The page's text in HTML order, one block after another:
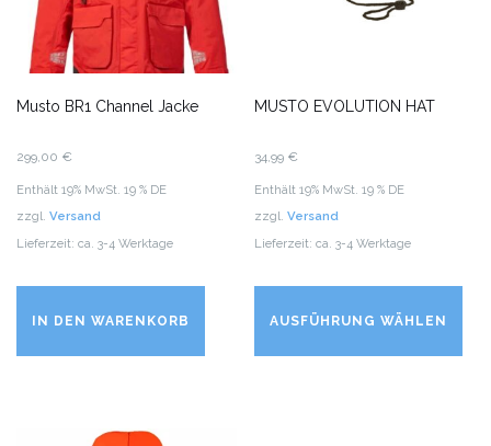
Musto BR1 Channel Jacke
299,00 €
Enthält 19% MwSt. 19 % DE
zzgl. Versand
Lieferzeit: ca. 3-4 Werktage
IN DEN WARENKORB
MUSTO EVOLUTION HAT
34,99 €
Enthält 19% MwSt. 19 % DE
zzgl.Versand
Lieferzeit: ca. 3-4 Werktage
AUSFÜHRUNG WÄHLEN